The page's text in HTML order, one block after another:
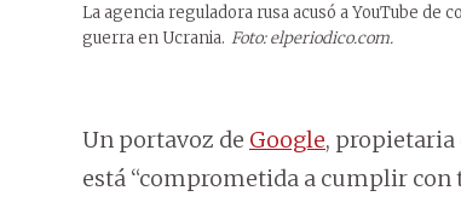
La agencia reguladora rusa acusó a YouTube de
guerra en Ucrania. Foto: elperiodico.com.
Un portavoz de Google, propietaria
está “comprometida a cumplir con